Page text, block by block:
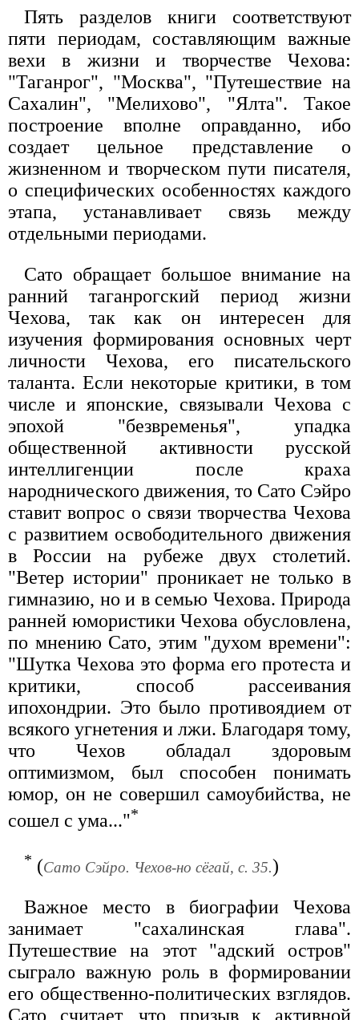
Пять разделов книги соответствуют
пяти периодам, составляющим важные
вехи в жизни и творчестве Чехова:
"Таганрог", "Москва", "Путешествие на
Сахалин", "Мелихово", "Ялта". Такое
построение вполне оправданно, ибо
создает цельное представление о
жизненном и творческом пути писателя,
о специфических особенностях каждого
этапа, устанавливает связь между
отдельными периодами.
Сато обращает большое внимание на
ранний таганрогский период жизни
Чехова, так как он интересен для
изучения формирования основных черт
личности Чехова, его писательского
таланта. Если некоторые критики, в том
числе и японские, связывали Чехова с
эпохой "безвременья", упадка
общественной активности русской
интеллигенции после краха
народнического движения, то Сато Сэйро
ставит вопрос о связи творчества Чехова
с развитием освободительного движения
в России на рубеже двух столетий.
"Ветер истории" проникает не только в
гимназию, но и в семью Чехова. Природа
ранней юмористики Чехова обусловлена,
по мнению Сато, этим "духом времени":
"Шутка Чехова это форма его протеста и
критики, способ рассеивания
ипохондрии. Это было противоядием от
всякого угнетения и лжи. Благодаря тому,
что Чехов обладал здоровым
оптимизмом, был способен понимать
юмор, он не совершил самоубийства, не
сошел с ума..."*
* (Сато Сэйро. Чехов-но сёгай, с. 35.)
Важное место в биографии Чехова
занимает "сахалинская глава".
Путешествие на этот "адский остров"
сыграло важную роль в формировании
его общественно-политических взглядов.
Сато считает, что призыв к активной